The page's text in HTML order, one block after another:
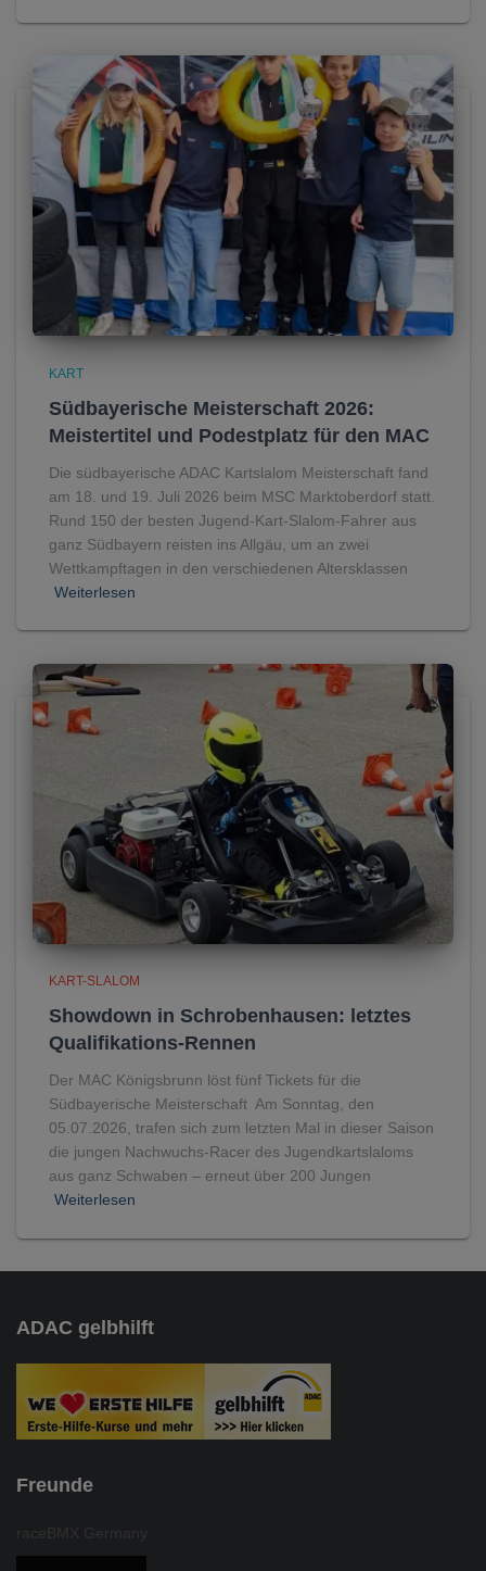
KART
Südbayerische Meisterschaft 2026:
Meistertitel und Podestplatz für den MAC
Die südbayerische ADAC Kartslalom Meisterschaft fand
am 18. und 19. Juli 2026 beim MSC Marktoberdorf statt.
Rund 150 der besten Jugend-Kart-Slalom-Fahrer aus
ganz Südbayern reisten ins Allgäu, um an zwei
Wettkampftagen in den verschiedenen Altersklassen
Weiterlesen
KART-SLALOM
Showdown in Schrobenhausen: letztes
Qualifikations-Rennen
Der MAC Königsbrunn löst fünf Tickets für die
Südbayerische Meisterschaft Am Sonntag, den
05.07.2026, trafen sich zum letzten Mal in dieser Saison
die jungen Nachwuchs-Racer des Jugendkartslaloms
aus ganz Schwaben – erneut über 200 Jungen
Weiterlesen
ADAC gelbhilft
Freunde